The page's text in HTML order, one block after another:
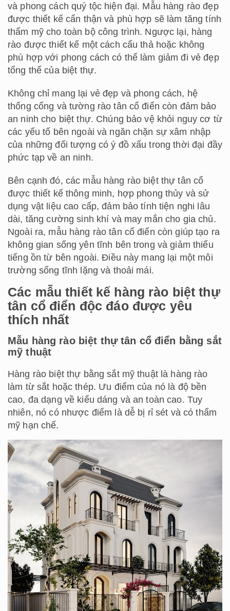
và phong cách quý tộc hiện đại. Mẫu hàng rào đẹp
được thiết kế cẩn thận và phù hợp sẽ làm tăng tính
thẩm mỹ cho toàn bộ công trình. Ngược lại, hàng
rào được thiết kế một cách cẩu thả hoặc không
phù hợp với phong cách có thể làm giảm đi vẻ đẹp
tổng thể của biệt thự.
Không chỉ mang lại vẻ đẹp và phong cách, hệ
thống cổng và tường rào tân cổ điển còn đảm bảo
an ninh cho biệt thự. Chúng bảo vệ khỏi nguy cơ từ
các yếu tố bên ngoài và ngăn chặn sự xâm nhập
của những đối tượng có ý đồ xấu trong thời đại đầy
phức tạp về an ninh.
Bên cạnh đó, các mẫu hàng rào biệt thự tân cổ
được thiết kế thông minh, hợp phong thủy và sử
dụng vật liệu cao cấp, đảm bảo tính tiện nghi lâu
dài, tăng cường sinh khí và may mắn cho gia chủ.
Ngoài ra, mẫu hàng rào tân cổ điển còn giúp tạo ra
không gian sống yên tĩnh bên trong và giảm thiểu
tiếng ồn từ bên ngoài. Điều này mang lại một môi
trường sống tĩnh lặng và thoải mái.
Các mẫu thiết kế hàng rào biệt thự
tân cổ điển độc đáo được yêu
thích nhất
Mẫu hàng rào biệt thự tân cổ điển bằng sắt
mỹ thuật
Hàng rào biệt thự bằng sắt mỹ thuật là hàng rào
làm từ sắt hoặc thép. Ưu điểm của nó là độ bền
cao, đa dạng về kiểu dáng và an toàn cao. Tuy
nhiên, nó có nhược điểm là dễ bị rỉ sét và có thẩm
mỹ hạn chế.